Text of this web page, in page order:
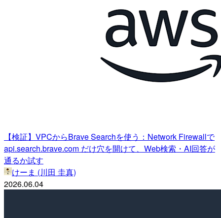
【検証】VPCからBrave Searchを使う：Network Firewallで
api.search.brave.com だけ穴を開けて、Web検索・AI回答が
通るか試す
けーま (川田 圭真)
2026.06.04